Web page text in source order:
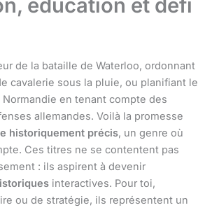
éducation et défi
de la bataille de Waterloo, ordonnant
cavalerie sous la pluie, ou planifiant le
en tenant compte des
allemandes. Voilà la promesse
historiquement précis, un genre où
Ces titres ne se contentent pas
: ils aspirent à devenir
interactives. Pour toi,
ou de stratégie, ils représentent un